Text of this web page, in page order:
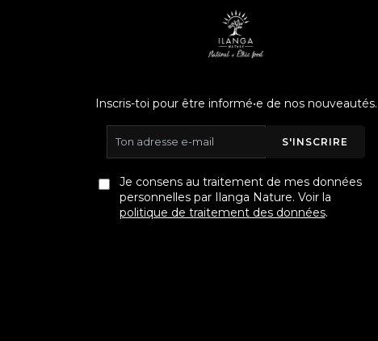
Inscris-toi pour être informé•e de nos nouveautés.
S'INSCRIRE
Je consens au traitement de mes données
personnelles par Ilanga Nature. Voir la
politique de traitement des données.